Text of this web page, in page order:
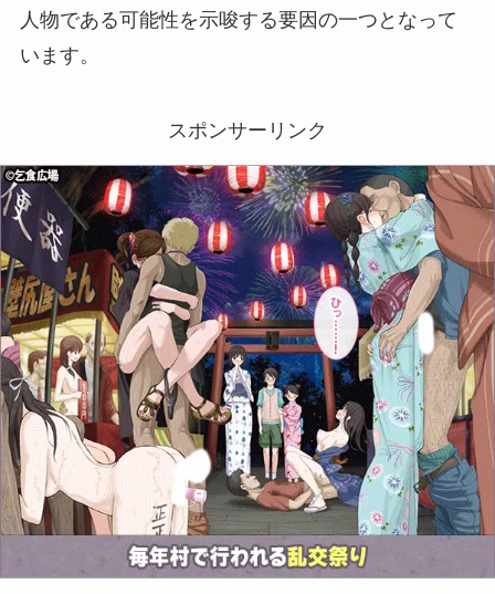
人物である可能性を示唆する要因の一つとなって
います。
スポンサーリンク